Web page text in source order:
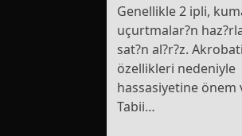
Genellikle 2 ipli,
uçurtmalar?n
sat?n al?r?z.
özellikleri nedeniyle
hassasiyetine önem
Tabii…